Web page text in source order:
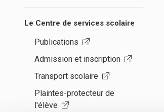
Le Centre de services scolaire
Publications
Admission et inscription
Transport scolaire
Plaintes-protecteur de
l'élève